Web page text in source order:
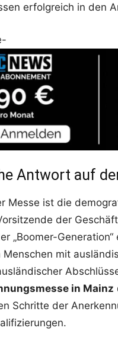
erfolgreich in den
Antwort auf
Messe ist die
der
„Boomer-
Menschen mit
in Mainz
Schritte der